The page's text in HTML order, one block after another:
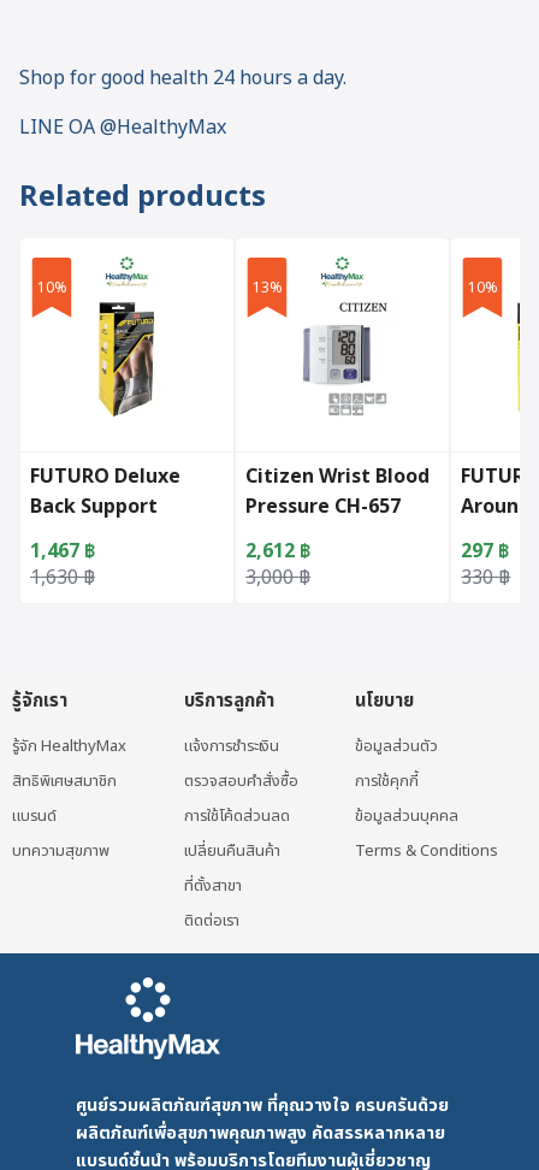
Shop for good health 24 hours a day.
LINE OA @HealthyMax
Related products
10%
FUTURO Deluxe
Back Support
Adjustable
1,630฿
Original price was: 1,630 ฿.
1,467 ฿
Current price is: 1,467 ฿.
13%
Citizen Wrist Blood
Pressure CH-657
3,000฿
Original price was: 3,000 ฿.
2,612 ฿
Current price is: 2,612 ฿.
10%
Around
330฿
Original
297 ฿
Current
รู้จักเรา
รู้จัก HealthyMax
สิทธิพิเศษสมาชิก
แบรนด์
บทความสุขภาพ
บริการลูกค้า
แจ้งการชำระเงิน
ตรวจสอบคำสั่งซื้อ
การใช้โค้ดส่วนลด
เปลี่ยนคืนสินค้า
ที่ตั้งสาขา
ติดต่อเรา
นโยบาย
ข้อมูลส่วนตัว
การใช้คุกกี้
ข้อมูลส่วนบุคคล
Terms & Conditions
ศูนย์รวมผลิตภัณฑ์สุขภาพ ที่คุณวางใจ ครบครันด้วย
ผลิตภัณฑ์เพื่อสุขภาพคุณภาพสูง คัดสรรหลากหลาย
แบรนด์ชั้นนำ พร้อมบริการโดยทีมงานผู้เชี่ยวชาญ